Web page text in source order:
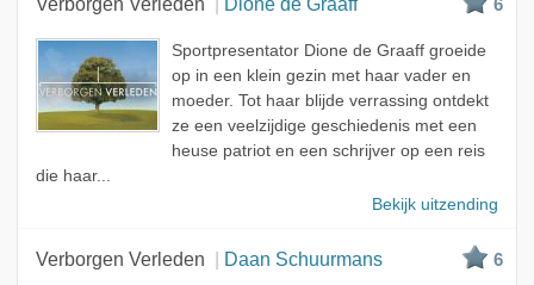
6
Sportpresentator Dione de Graaff groeide
op in een klein gezin met haar vader en
moeder. Tot haar blijde verrassing ontdekt
ze een veelzijdige geschiedenis met een
heuse patriot en een schrijver op een reis
die haar...
Bekijk uitzending
Verborgen Verleden Daan Schuurmans 6